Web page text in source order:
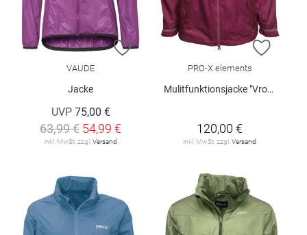
ZUR WUNSCHLISTE HINZUFÜGEN
VAUDE
Jacke
UVP 75,00 €
63,99 € 54,99 €
inkl. MwSt. zzgl.Versand
ZUR
PRO-X elements
Mulitfunktionsjacke "Vroni"
120,00 €
inkl. MwSt. zzgl.Versand